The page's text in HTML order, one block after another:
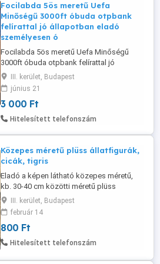
Focilabda 5ös meretű Uefa
Minőségű 3000ft óbuda otpbank
felírattal jó állapotban eladó
személyesen ó
Focilabda 5ös meretű Uefa Minőségű
3000ft óbuda otpbank felírattal jó
állapotban eladó személyesen óbudán
lakcimemen vagy előre fizetés után mpl
csomagautomatába +3000ft 36 50 104
8272 36 20 949 1288
III. kerület, Budapest
június 21
3 000 Ft
Hitelesített telefonszám
Közepes méretű plüss állatfigurák,
cicák, tigris
Eladó a képen látható közepes méretű,
kb. 30-40 cm közötti méretű plüss
állatfigurák, 800 Ft-tól árban. Vannak még
nagyobb méretben is. Külön-külön is
elvihető, amelyik kell.
III. kerület, Budapest
február 14
800 Ft
Hitelesített telefonszám